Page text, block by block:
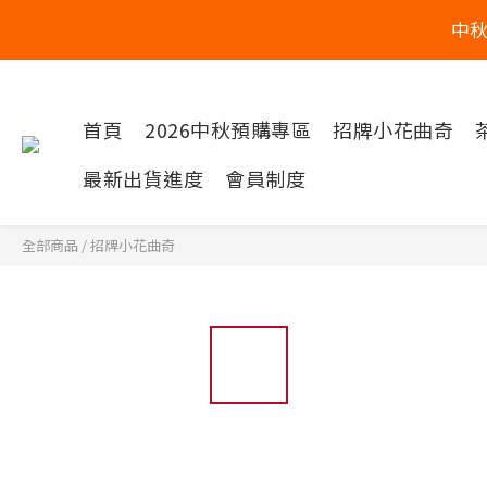
中
首頁 2026中秋預購專區 招牌小花曲奇
最新出貨進度
會員制度
全部商品 /招牌小花曲奇